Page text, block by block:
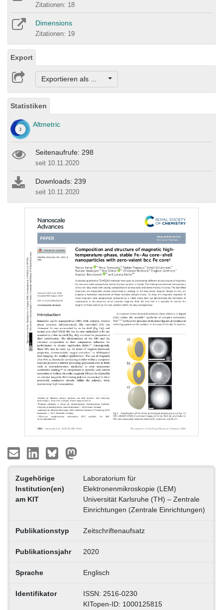
Zitationen: 18
Dimensions
Zitationen: 19
Export
Exportieren als ...
Statistiken
Altmetric
Seitenaufrufe: 298
seit 10.11.2020
Downloads: 239
seit 10.11.2020
Zugehörige
Institution(en)
am KIT
Laboratorium für
Elektronenmikroskopie (LEM)
Universität Karlsruhe (TH) – Zentrale
Einrichtungen (Zentrale Einrichtungen)
Publikationstyp Zeitschriftenaufsatz
Publikationsjahr 2020
Sprache Englisch
Identifikator
ISSN: 2516-0230
KITopen-ID: 1000125815